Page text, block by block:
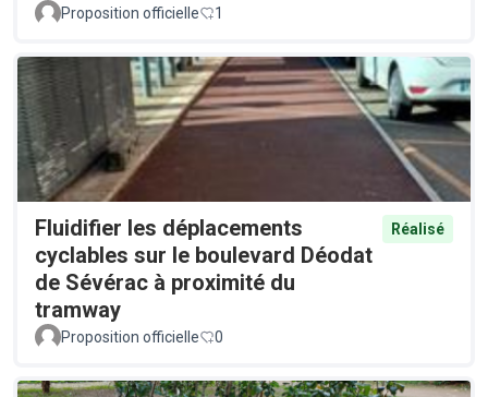
Proposition officielle 1
Fluidifier les déplacements
cyclables sur le boulevard Déodat
de Sévérac à proximité du
tramway
Réalisé
Proposition officielle 0